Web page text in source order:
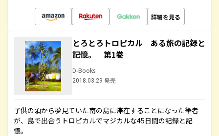
詳細を見る
とろとろトロピカル ある旅の記録と
記憶。 第1巻
D-Books
2018.03.29 発売
子供の頃から夢見ていた南の島に滞在することになった筆者
が、島で出合うトロピカルでマジカルな45日間の記録と記
憶。